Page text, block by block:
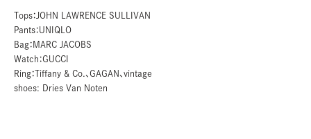
Tops：JOHN LAWRENCE SULLIVAN
Pants：UNIQLO
Bag：MARC JACOBS
Watch：GUCCI
Ring：Tiffany & Co.、GAGAN、vintage
shoes: Dries Van Noten